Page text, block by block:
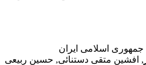
جمهوری اسلامی ایران
, افشین متقی دستنائی, حسین ربیعی